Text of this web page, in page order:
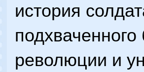
история
революции и